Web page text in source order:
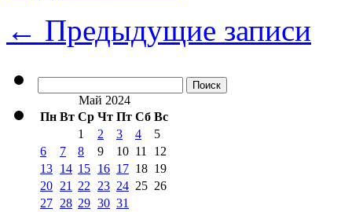
← Предыдущие записи
Май 2024
Пн Вт Ср Чт Пт Сб Вс
1
2 3 4
5
6
7 8 9 10 11
12
13 14 15 16 17 18 19
20 21 22 23 24 25 26
27 28 29 30 31